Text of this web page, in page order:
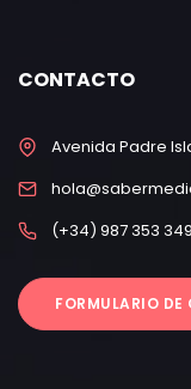
CONTACTO
Avenida Padre
(+34) 987 353 349
FORMULARIO